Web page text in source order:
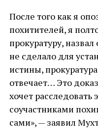
После того как я
похитителей, я
прокуратуру,
не сделало для
истины,
отвечает… Это
хочет расследовать
соучастниками
сами», — заявил